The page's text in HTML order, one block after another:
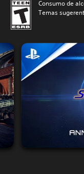
Consumo de
Temas